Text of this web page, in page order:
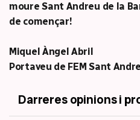
moure Sant Andreu de la
de començar!
Miquel Àngel Abril
Portaveu de FEM Sant
Darreres opinions i